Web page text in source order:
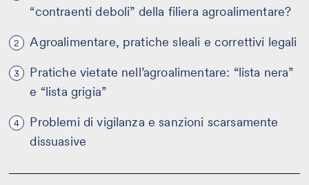
“contraenti deboli” della filiera agroalimentare?
2 Agroalimentare, pratiche sleali e correttivi legali
3
Pratiche vietate nell’agroalimentare: “lista nera”
e “lista grigia”
4
Problemi di vigilanza e sanzioni scarsamente
dissuasive